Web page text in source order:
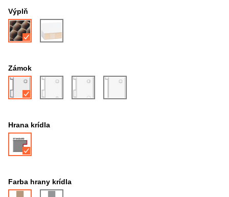
Výplň
Zámok
Hrana krídla
Farba hrany krídla